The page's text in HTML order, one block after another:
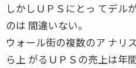
しかしＵＰＳにとっ てデル
のは 間違いない。
ウォール街の複数のア ナリ
ら上 がるＵＰＳの売上は年